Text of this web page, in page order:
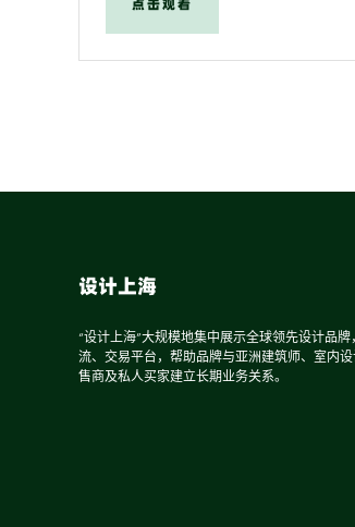
点击观看
设计上海
“设计上海”大规模地集中展示全球领先设计品
流、交易平台，帮助品牌与亚洲建筑师、室内
售商及私人买家建立长期业务关系。